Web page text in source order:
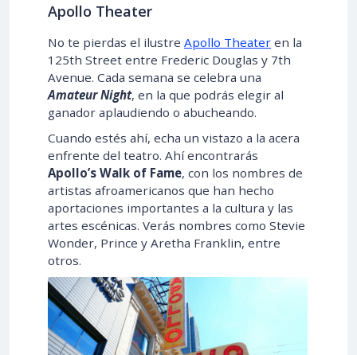
Apollo Theater
No te pierdas el ilustre Apollo Theater en la
125th Street entre Frederic Douglas y 7th
Avenue. Cada semana se celebra una
Amateur Night, en la que podrás elegir al
ganador aplaudiendo o abucheando.
Cuando estés ahí, echa un vistazo a la acera
enfrente del teatro. Ahí encontrarás
Apollo’s Walk of Fame, con los nombres de
artistas afroamericanos que han hecho
aportaciones importantes a la cultura y las
artes escénicas. Verás nombres como Stevie
Wonder, Prince y Aretha Franklin, entre
otros.